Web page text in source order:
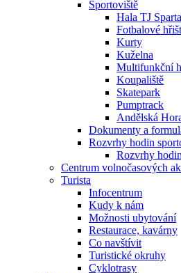
Sportoviště
Hala TJ
Fotbalové
Kurty
Kuželna
Multifunkční
Koupaliště
Skatepark
Pumptrack
Andělská
Dokumenty a
Rozvrhy hodin
Rozvrhy hodin
Centrum volnočasových
Turista
Infocentrum
Kudy k nám
Možnosti ubytování
Restaurace, kavárny
Co navštívit
Turistické okruhy
Cyklotrasy